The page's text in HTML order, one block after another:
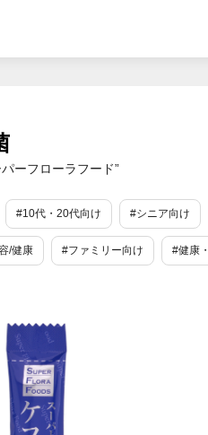
ーフローラフード”
#10代・20代向け #シニア向け
/健康 #ファミリー向け #健康